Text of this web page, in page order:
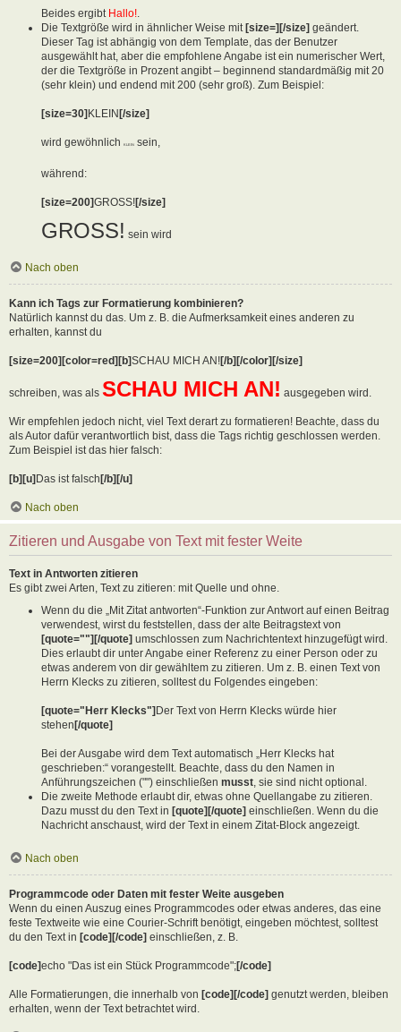
Beides ergibt Hallo!
Die Textgröße wird in ähnlicher Weise mit [size=][/size] geändert.
Dieser Tag ist abhängig von dem Template, das der Benutzer
ausgewählt hat, aber die empfohlene Angabe ist ein numerischer Wert,
der die Textgröße in Prozent angibt – beginnend standardmäßig mit 20
(sehr klein) und endend mit 200 (sehr groß). Zum Beispiel:
[size=30]KLEIN[/size]
wird gewöhnlich KLEIN sein,
während:
[size=200]GROSS![/size]
GROSS! sein wird
Nach oben
Kann ich Tags zur Formatierung kombinieren?
Natürlich kannst du das. Um z. B. die Aufmerksamkeit eines anderen zu
erhalten, kannst du
[size=200][color=red][b]SCHAU MICH AN![/b][/color][/size]
schreiben, was als SCHAU MICH AN! ausgegeben wird.
Wir empfehlen jedoch nicht, viel Text derart zu formatieren! Beachte, dass du
als Autor dafür verantwortlich bist, dass die Tags richtig geschlossen werden.
Zum Beispiel ist das hier falsch:
[b][u]Das ist falsch[/b][/u]
Nach oben
Zitieren und Ausgabe von Text mit fester Weite
Text in Antworten zitieren
Es gibt zwei Arten, Text zu zitieren: mit Quelle und ohne.
Wenn du die „Mit Zitat antworten“-Funktion zur Antwort auf einen Beitrag
verwendest, wirst du feststellen, dass der alte Beitragstext von
[quote=""][/quote] umschlossen zum Nachrichtentext hinzugefügt wird.
Dies erlaubt dir unter Angabe einer Referenz zu einer Person oder zu
etwas anderem von dir gewähltem zu zitieren. Um z. B. einen Text von
Herrn Klecks zu zitieren, solltest du Folgendes eingeben:
[quote="Herr Klecks"] Der Text von Herrn Klecks würde hier
stehen [/quote]
Bei der Ausgabe wird dem Text automatisch „Herr Klecks hat
geschrieben:“ vorangestellt. Beachte, dass du den Namen in
Anführungszeichen ("") einschließen musst, sie sind nicht optional.
Die zweite Methode erlaubt dir, etwas ohne Quellangabe zu zitieren.
Dazu musst du den Text in [quote][/quote] einschließen. Wenn du die
Nachricht anschaust, wird der Text in einem Zitat-Block angezeigt.
Nach oben
Programmcode oder Daten mit fester Weite ausgeben
Wenn du einen Auszug eines Programmcodes oder etwas anderes, das eine
feste Textweite wie eine Courier-Schrift benötigt, eingeben möchtest, solltest
du den Text in [code][/code] einschließen, z. B.
[code]echo "Das ist ein Stück Programmcode";[/code]
Alle Formatierungen, die innerhalb von [code][/code] genutzt werden, bleiben
erhalten, wenn der Text betrachtet wird.